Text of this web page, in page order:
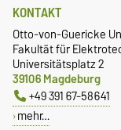
KONTAKT
Otto-von-Guericke
Fakultät für
Universitätsplatz 2
39106 Magdeburg
+49 391 67-58641
mehr…